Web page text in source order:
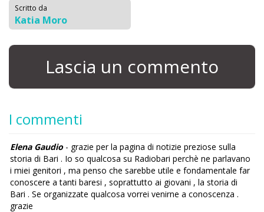
Scritto da
Katia Moro
Lascia un commento
I commenti
Elena Gaudio- grazie per la pagina di notizie preziose sulla
storia di Bari . Io so qualcosa su Radiobari perchè ne parlavano
i miei genitori , ma penso che sarebbe utile e fondamentale far
conoscere a tanti baresi , soprattutto ai giovani , la storia di
Bari . Se organizzate qualcosa vorrei venirne a conoscenza .
grazie